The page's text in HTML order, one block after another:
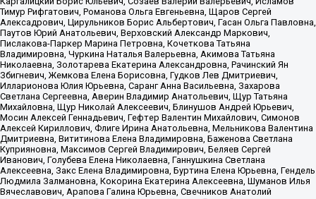
Тимур Рифгатович, Романова Ольга Евгеньевна, Щаров Сергей
Алексадрович, Цирульников Борис Альбертович, Гасан Ольга Павловна,
Паутов Юрий Анатольевич, Верховский Александр Маркович,
Пислакова-Паркер Марина Петровна, Кочеткова Татьяна
Владимировна, Чуркина Наталья Валерьевна, Акимова Татьяна
Николаевна, Золотарева Екатерина Александровна, Рачинский Ян
Збигневич, Жемкова Елена Борисовна, Гудков Лев Дмитриевич,
Илларионова Юлия Юрьевна, Саранг Анна Васильевна, Захарова
Светлана Сергеевна, Аверин Владимир Анатольевич, Щур Татьяна
Михайловна, Щур Николай Алексеевич, Блинушов Андрей Юрьевич,
Мосин Алексей Геннадьевич, Гефтер Валентин Михайлович, Симонов
Алексей Кириллович, Флиге Ирина Анатольевна, Мельникова Валентина
Дмитриевна, Вититинова Елена Владимировна, Баженова Светлана
Куприяновна, Максимов Сергей Владимирович, Беляев Сергей
Иванович, Голубева Елена Николаевна, Ганнушкина Светлана
Алексеевна, Закс Елена Владимировна, Буртина Елена Юрьевна, Гендель
Людмила Залмановна, Кокорина Екатерина Алексеевна, Шуманов Илья
Вячеславович, Арапова Галина Юрьевна, Свечников Анатолий